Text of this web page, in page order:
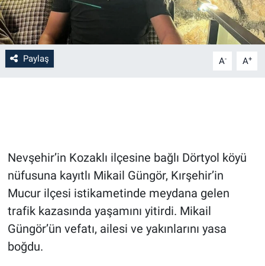
Paylaş A- A+
Nevşehir’in Kozaklı ilçesine bağlı Dörtyol köyü
nüfusuna kayıtlı Mikail Güngör, Kırşehir’in
Mucur ilçesi istikametinde meydana gelen
trafik kazasında yaşamını yitirdi. Mikail
Güngör’ün vefatı, ailesi ve yakınlarını yasa
boğdu.
3.Sayfa
Medya
Bilim-Tek
Kayseri
Niğde
Aksaray
Kırşehir